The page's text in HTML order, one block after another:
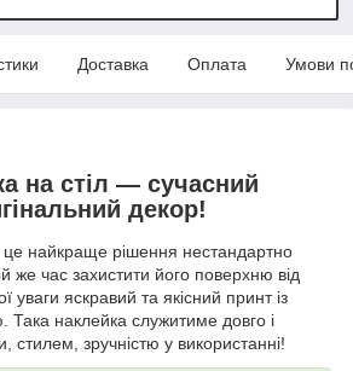
Доставка Оплата Умови
на стіл —сучасний
декор!
найкраще рішення нестандартно
же час захистити його поверхню від
яскравий та якісний принт із
Така наклейка служитиме довго і
зручністю у використанні!